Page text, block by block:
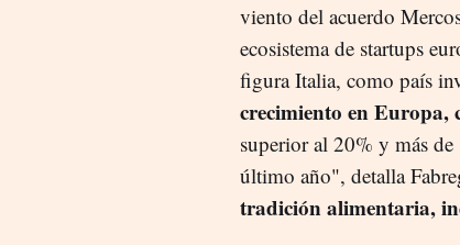
viento del acuerdo
ecosistema de startups
figura Italia, como país
crecimiento en Europa,
superior al 20% y más
último año", detalla
tradición alimentaria,